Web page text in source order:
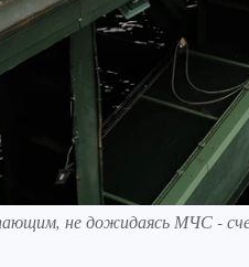
не дожидаясь МЧС -